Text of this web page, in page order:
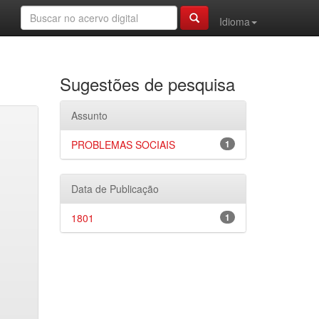
Idioma
Sugestões de pesquisa
Assunto
1
PROBLEMAS SOCIAIS
Data de Publicação
1
1801